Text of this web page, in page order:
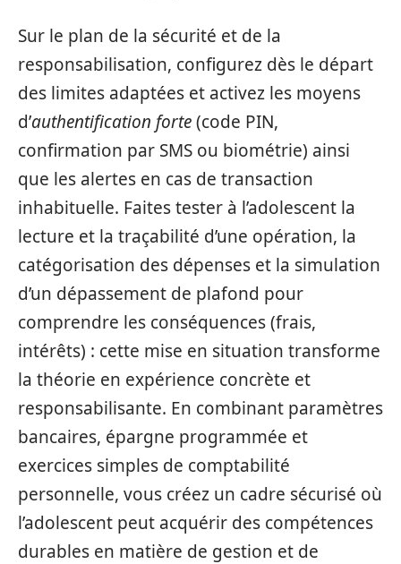
Sur le plan de la sécurité et de la
responsabilisation, configurez dès le départ
des limites adaptées et activez les moyens
d’authentification forte(code PIN,
confirmation par SMS ou biométrie) ainsi
que les alertes en cas de transaction
inhabituelle. Faites tester à l’adolescent la
lecture et la traçabilité d’une opération, la
catégorisation des dépenses et la simulation
d’un dépassement de plafond pour
comprendre les conséquences (frais,
intérêts) : cette mise en situation transforme
la théorie en expérience concrète et
responsabilisante. En combinant paramètres
bancaires, épargne programmée et
exercices simples de comptabilité
personnelle, vous créez un cadre sécurisé où
l’adolescent peut acquérir des compétences
durables en matière de gestion et de